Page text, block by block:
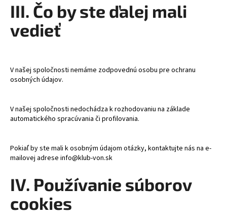
III. Čo by ste ďalej mali
vedieť
V našej spoločnosti nemáme zodpovednú osobu pre ochranu
osobných údajov.
V našej spoločnosti nedochádza k rozhodovaniu na základe
automatického spracúvania či profilovania.
Pokiaľ by ste mali k osobným údajom otázky, kontaktujte nás na e-
mailovej adrese info@klub-von.sk
IV. Používanie súborov
cookies